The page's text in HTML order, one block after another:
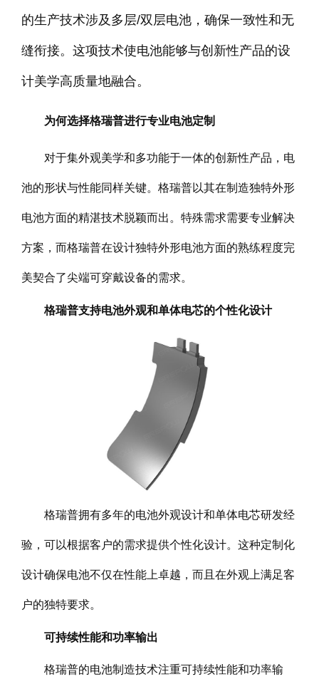
的生产技术涉及多层/双层电池，确保一致性和无
缝衔接。这项技术使电池能够与创新性产品的设
计美学高质量地融合。
为何选择格瑞普进行专业电池定制
对于集外观美学和多功能于一体的创新性产品，电
池的形状与性能同样关键。格瑞普以其在制造独特外形
电池方面的精湛技术脱颖而出。特殊需求需要专业解决
方案，而格瑞普在设计独特外形电池方面的熟练程度完
美契合了尖端可穿戴设备的需求。
格瑞普支持电池外观和单体电芯的个性化设计
格瑞普拥有多年的电池外观设计和单体电芯研发经
验，可以根据客户的需求提供个性化设计。这种定制化
设计确保电池不仅在性能上卓越，而且在外观上满足客
户的独特要求。
可持续性能和功率输出
格瑞普的电池制造技术注重可持续性能和功率输